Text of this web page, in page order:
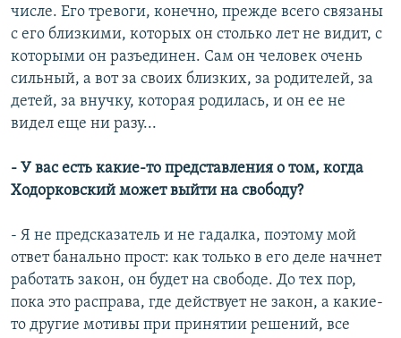
числе. Его тревоги, конечно, прежде всего связаны
с его близкими, которых он столько лет не видит, с
которыми он разъединен. Сам он человек очень
сильный, а вот за своих близких, за родителей, за
детей, за внучку, которая родилась, и он ее не
видел еще ни разу...
- У вас есть какие-то представления о том, когда
Ходорковский может выйти на свободу?
- Я не предсказатель и не гадалка, поэтому мой
ответ банально прост: как только в его деле начнет
работать закон, он будет на свободе. До тех пор,
пока это расправа, где действует не закон, а какие-
то другие мотивы при принятии решений, все